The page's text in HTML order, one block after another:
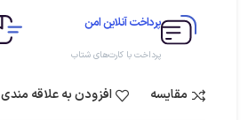
پرداخت آنلاین امن
پرداخت با کارت‌های شتاب
مقایسه افزودن به علاقه مندی